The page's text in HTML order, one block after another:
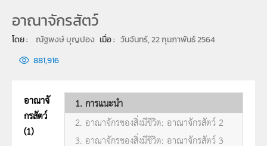
อาณาจักรสัตว์
โดย : ณัฐพงษ์ บุญปอง เมื่อ : วันจันทร์, 22 กุมภาพันธ์ 2564
881,916
1. การแนะนำ
2. อาณาจักรของสิ่งมีชีวิต: อาณาจักรสัตว์ 2
3. อาณาจักรของสิ่งมีชีวิต: อาณาจักรสัตว์ 3
อาณาจั
กรสัตว์
(1)